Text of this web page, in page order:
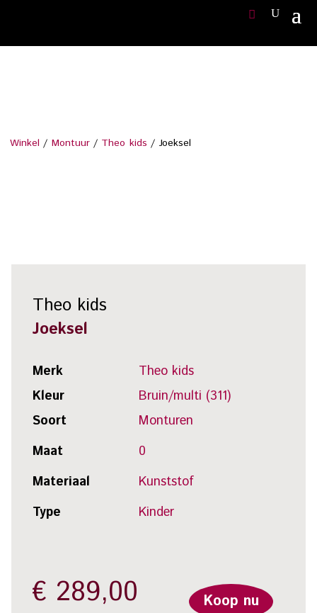
Winkel / Montuur / Theo kids / Joeksel
Theo kids
Joeksel
Merk
Theo kids
Kleur
Bruin/multi (311)
Soort
Monturen
Maat
0
Materiaal
Kunststof
Type
Kinder
€ 289,00 Koop nu